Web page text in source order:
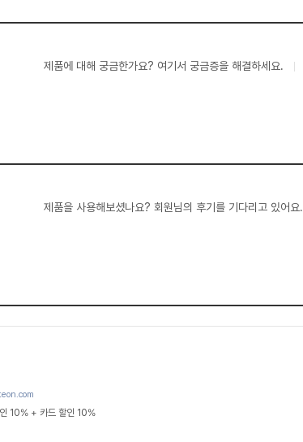
제품에 대해 궁금한가요? 여기서 궁금증을 해결하세요.
제품을 사용해보셨나요? 회원님의 후기를 기다리고 있어요.
10% + 카드 할인 10%